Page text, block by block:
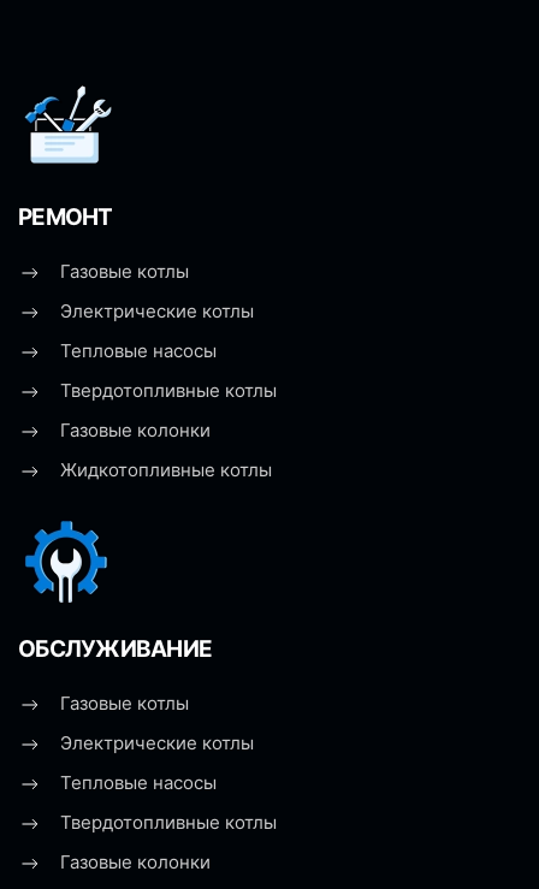
РЕМОНТ
Газовые котлы
Электрические котлы
Тепловые насосы
Твердотопливные котлы
Газовые колонки
Жидкотопливные котлы
ОБСЛУЖИВАНИЕ
Газовые котлы
Электрические котлы
Тепловые насосы
Твердотопливные котлы
Газовые колонки